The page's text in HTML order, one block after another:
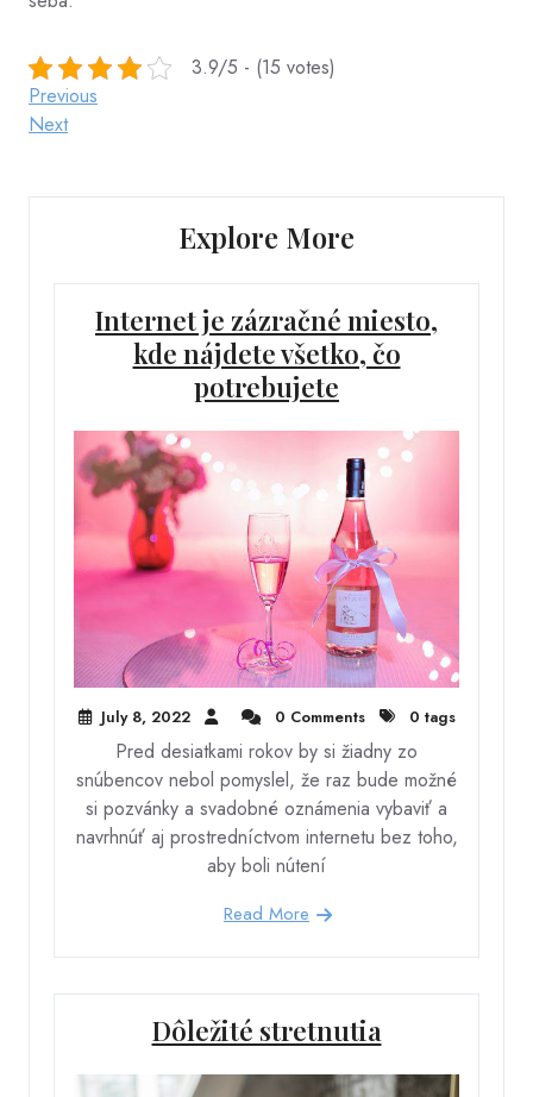
3.9/5 - (15 votes)
Post
navigation
Previous
Post
Previous
Next
Next
Explore More
Internet je zázračné miesto,
kde nájdete všetko, čo
potrebujete
July 8, 2022 0 Comments 0 tags
Pred desiatkami rokov by si žiadny zo
snúbencov nebol pomyslel, že raz bude možné
si pozvánky a svadobné oznámenia vybaviť a
navrhnúť aj prostredníctvom internetu bez toho,
aby boli nútení
Read More
Dôležité stretnutia